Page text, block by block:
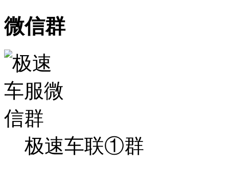
微信群
极速车联①群